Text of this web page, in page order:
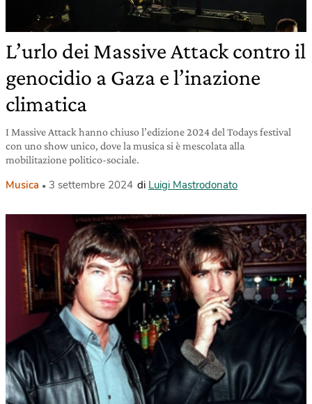
L’urlo dei Massive Attack contro il
genocidio a Gaza e l’inazione
climatica
I Massive Attack hanno chiuso l’edizione 2024 del Todays festival
con uno show unico, dove la musica si è mescolata alla
mobilitazione politico-sociale.
Musica 3 settembre 2024 di Luigi Mastrodonato